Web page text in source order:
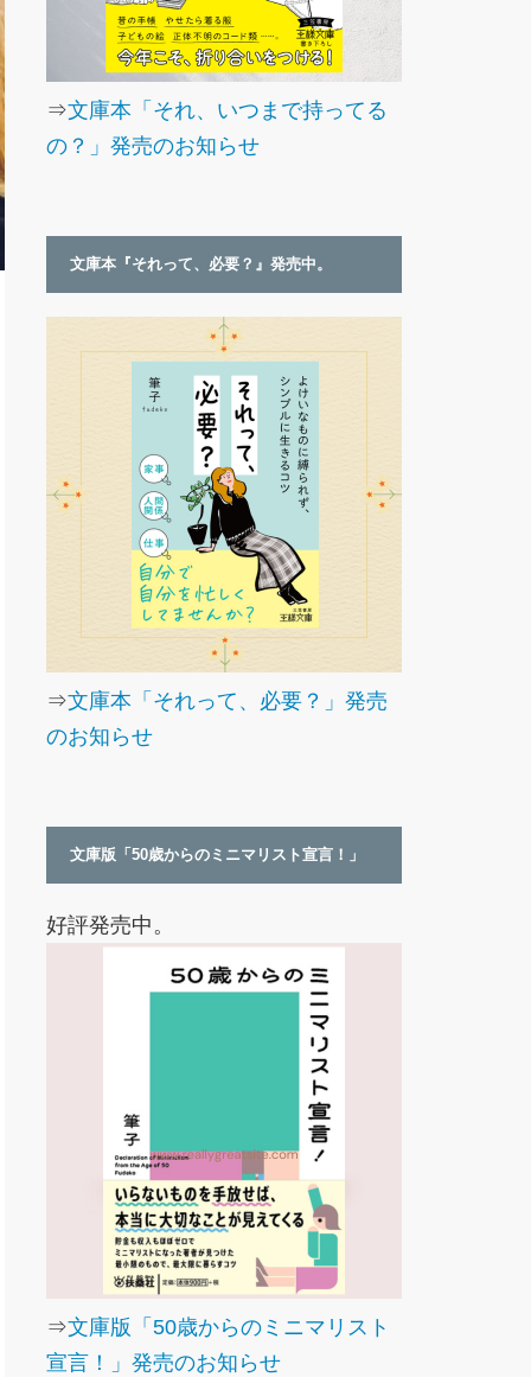
⇒文庫本「それ、いつまで持ってる
の？」発売のお知らせ
文庫本『それって、必要？』発売中。
⇒文庫本「それって、必要？」発売
のお知らせ
文庫版「50歳からのミニマリスト宣言！」
好評発売中。
⇒文庫版「50歳からのミニマリスト
宣言！」発売のお知らせ